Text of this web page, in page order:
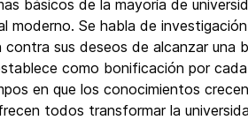
básicos de la mayoría de
moderno. Se habla de
sus deseos de alcanzar una
como bonificación por
en que los conocimientos
todos transformar la